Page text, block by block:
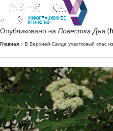
Опубликовано на Повестка Дня (
Главная > В Верхней Салде участковый спас